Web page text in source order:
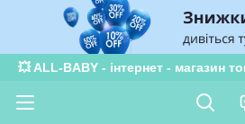
💥 ALL-BABY - інтернет - магазин